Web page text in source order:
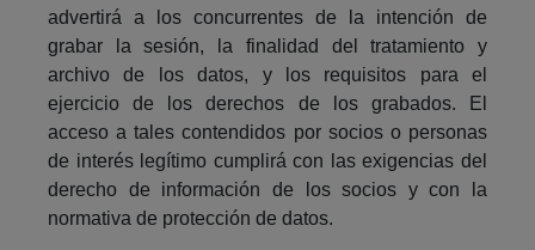
advertirá a los concurrentes de la intención de
grabar la sesión, la finalidad del tratamiento y
archivo de los datos, y los requisitos para el
ejercicio de los derechos de los grabados. El
acceso a tales contendidos por socios o personas
de interés legítimo cumplirá con las exigencias del
derecho de información de los socios y con la
normativa de protección de datos.